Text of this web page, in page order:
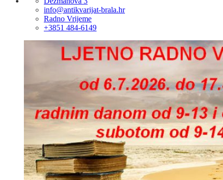
info@antikvarijat-brala.hr
Radno Vrijeme
+3851 484-6149